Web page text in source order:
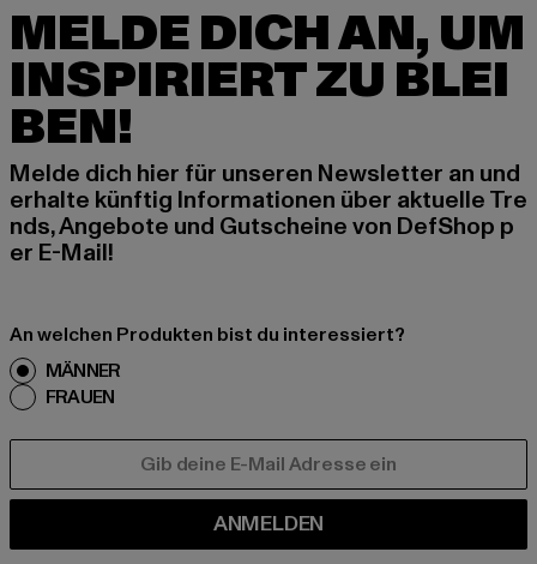
MELDE DICH AN, UM
INSPIRIERT ZU BLEI
BEN!
Melde dich hier für unseren Newsletter an und
erhalte künftig Informationen über aktuelle Tre
nds, Angebote und Gutscheine von DefShop p
er E-Mail!
An welchen Produkten bist du interessiert?
MÄNNER
FRAUEN
ANMELDEN